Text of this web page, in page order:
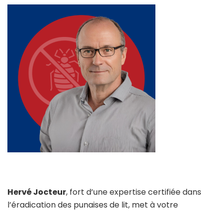
Hervé Jocteur, fort d’une expertise certifiée dans
l’éradication des punaises de lit, met à votre